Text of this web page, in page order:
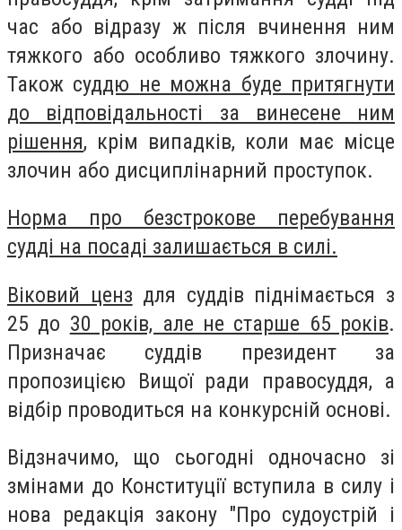
час або відразу ж після вчинення ним
тяжкого або особливо тяжкого злочину.
Також суддю не можна буде притягнути
до відповідальності за винесене ним
рішення, крім випадків, коли має місце
злочин або дисциплінарний проступок.
Норма про безстрокове перебування
судді на посаді залишається в силі.
Віковий ценз для суддів піднімається з
25 до 30 років, але не старше 65 років.
Призначає суддів президент за
пропозицією Вищої ради правосуддя, а
відбір проводиться на конкурсній основі.
Відзначимо, що сьогодні одночасно зі
змінами до Конституції вступила в силу і
нова редакція закону "Про судоустрій і